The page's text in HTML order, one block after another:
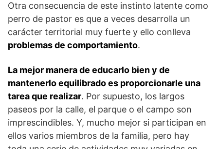
Otra consecuencia de este instinto latente como
perro de pastor es que a veces desarrolla un
carácter territorial muy fuerte y ello conlleva
problemas de comportamiento.
La mejor manera de educarlo bien y de
mantenerlo equilibrado es proporcionarle una
tarea que realizar. Por supuesto, los largos
paseos por la calle, el parque o el campo son
imprescindibles. Y, mucho mejor si participan en
ellos varios miembros de la familia, pero hay